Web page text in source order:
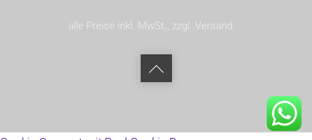
Back
alle Preise inkl. MwSt., zzgl. Versand